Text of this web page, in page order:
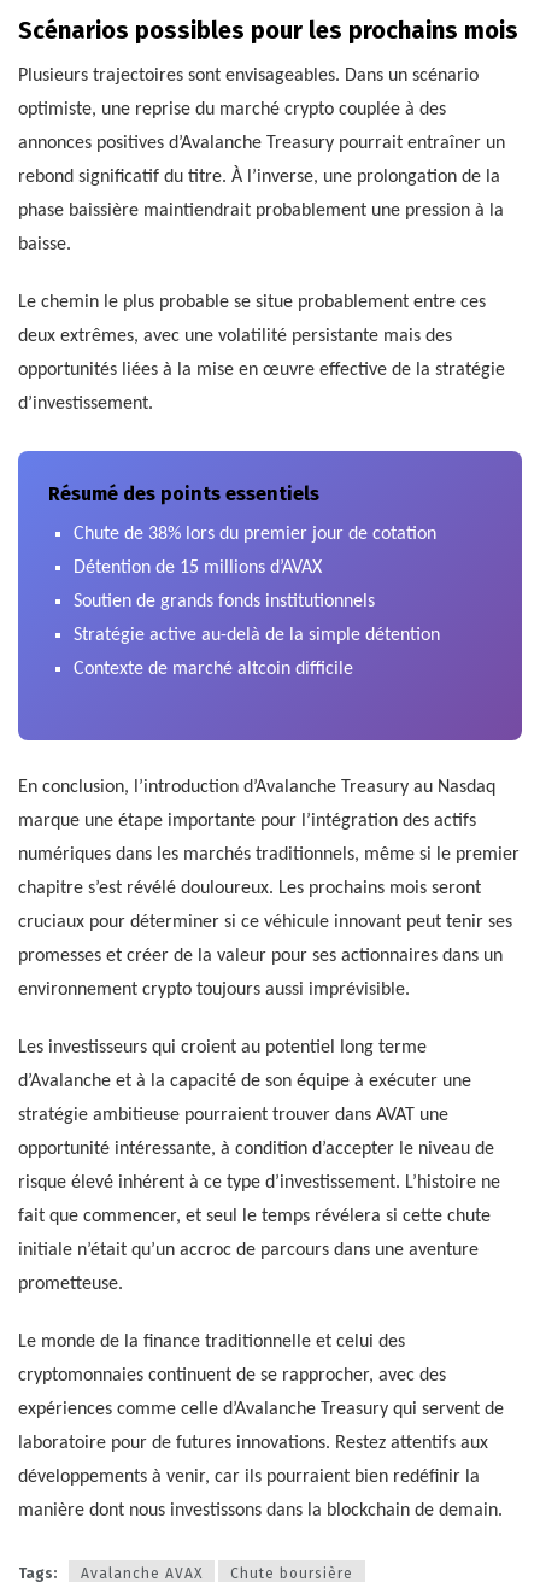
Scénarios possibles pour les prochains mois
Plusieurs trajectoires sont envisageables. Dans un scénario
optimiste, une reprise du marché crypto couplée à des
annonces positives d’Avalanche Treasury pourrait entraîner un
rebond significatif du titre. À l’inverse, une prolongation de la
phase baissière maintiendrait probablement une pression à la
baisse.
Le chemin le plus probable se situe probablement entre ces
deux extrêmes, avec une volatilité persistante mais des
opportunités liées à la mise en œuvre effective de la stratégie
d’investissement.
Résumé des points essentiels
Chute de 38% lors du premier jour de cotation
Détention de 15 millions d’AVAX
Soutien de grands fonds institutionnels
Stratégie active au-delà de la simple détention
Contexte de marché altcoin difficile
En conclusion, l’introduction d’Avalanche Treasury au Nasdaq
marque une étape importante pour l’intégration des actifs
numériques dans les marchés traditionnels, même si le premier
chapitre s’est révélé douloureux. Les prochains mois seront
cruciaux pour déterminer si ce véhicule innovant peut tenir ses
promesses et créer de la valeur pour ses actionnaires dans un
environnement crypto toujours aussi imprévisible.
Les investisseurs qui croient au potentiel long terme
d’Avalanche et à la capacité de son équipe à exécuter une
stratégie ambitieuse pourraient trouver dans AVAT une
opportunité intéressante, à condition d’accepter le niveau de
risque élevé inhérent à ce type d’investissement. L’histoire ne
fait que commencer, et seul le temps révélera si cette chute
initiale n’était qu’un accroc de parcours dans une aventure
prometteuse.
Le monde de la finance traditionnelle et celui des
cryptomonnaies continuent de se rapprocher, avec des
expériences comme celle d’Avalanche Treasury qui servent de
laboratoire pour de futures innovations. Restez attentifs aux
développements à venir, car ils pourraient bien redéfinir la
manière dont nous investissons dans la blockchain de demain.
Tags: Avalanche AVAX
Chute boursière